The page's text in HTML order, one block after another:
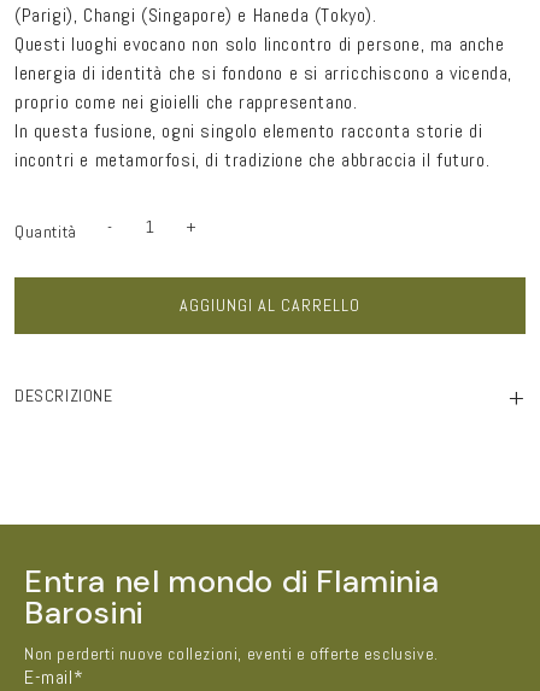
(Parigi), Changi (Singapore) e Haneda (Tokyo).
Questi luoghi evocano non solo lincontro di persone, ma anche
lenergia di identità che si fondono e si arricchiscono a vicenda,
proprio come nei gioielli che rappresentano.
In questa fusione, ogni singolo elemento racconta storie di
incontri e metamorfosi, di tradizione che abbraccia il futuro.
Quantità
Quantità Diminuisci
Orecchini
black
zirconi
- Aumenta
Orecchini
round
JFK
black
+
AGGIUNGI AL CARRELLO
DESCRIZIONE +
Entra nel mondo di Flaminia
Barosini
Non perderti nuove collezioni, eventi e offerte esclusive.
E-mail*